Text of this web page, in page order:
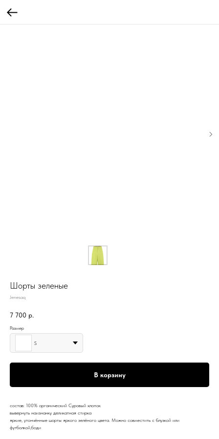
Шорты зеленые
Jenesaq
7 700 р.
Размер
S
В корзину
состав: 100% органический Суровый хлопок
вывернуть наизнанку деликатная стирка
яркие, утончённые шорты яркого зелёного цвета. Можно совместить с блузкой или
футболкой,боди